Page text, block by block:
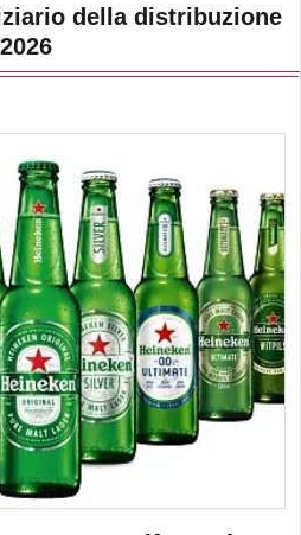
della distribuzione